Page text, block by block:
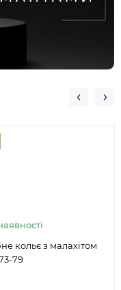
кольє з малахітом
79